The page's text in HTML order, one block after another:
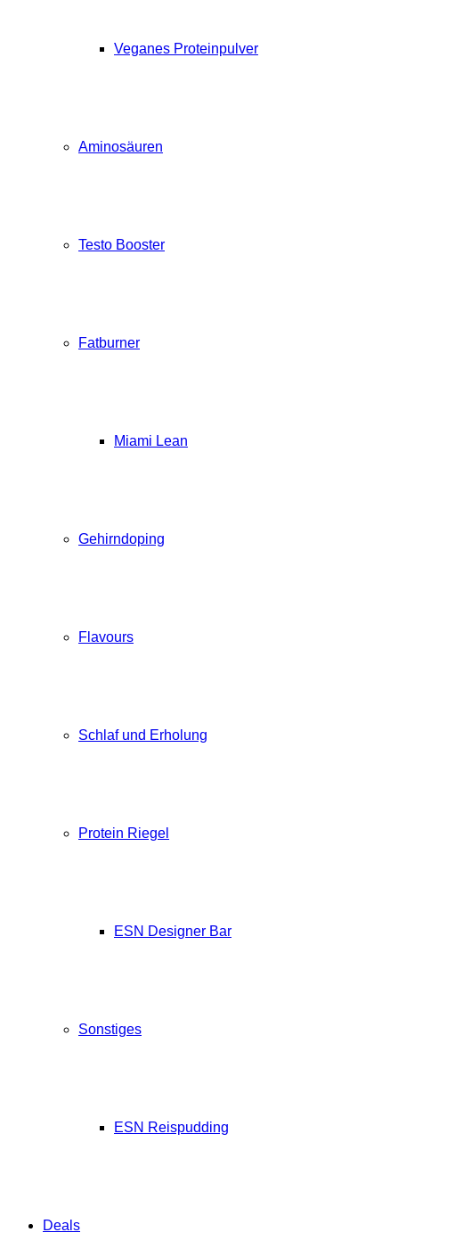
Veganes Proteinpulver
Aminosäuren
Testo Booster
Fatburner
Miami Lean
Gehirndoping
Flavours
Schlaf und Erholung
Protein Riegel
ESN Designer Bar
Sonstiges
ESN Reispudding
Deals